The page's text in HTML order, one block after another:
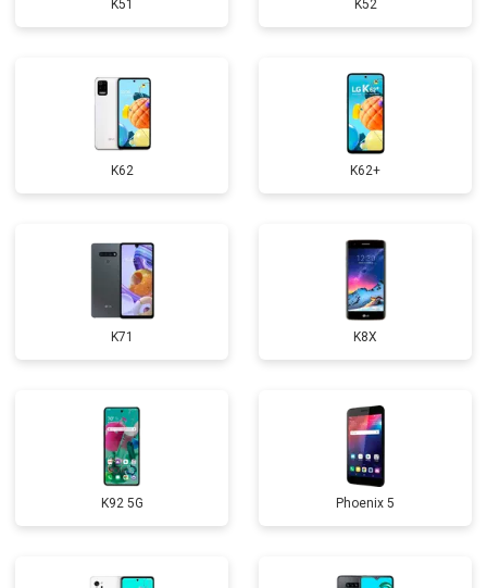
K51 K52
K62 K62+
K71 K8X
K92 5G Phoenix 5